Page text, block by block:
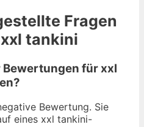
Fragen
tankini
Bewertungen für xxl
Bewertung. Sie
eines xxl tankini-